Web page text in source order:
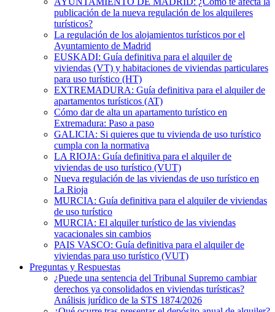
publicación de la nueva regulación de los alquileres
turísticos?
La regulación de los alojamientos turísticos por el
Ayuntamiento de Madrid
EUSKADI: Guía definitiva para el alquiler de
viviendas (VT) y habitaciones de viviendas particulares
para uso turístico (HT)
EXTREMADURA: Guía definitiva para el alquiler de
apartamentos turísticos (AT)
Cómo dar de alta un apartamento turístico en
Extremadura: Paso a paso
GALICIA: Si quieres que tu vivienda de uso turístico
cumpla con la normativa
LA RIOJA: Guía definitiva para el alquiler de
viviendas de uso turístico (VUT)
Nueva regulación de las viviendas de uso turístico en
La Rioja
MURCIA: Guía definitiva para el alquiler de viviendas
de uso turístico
MURCIA: El alquiler turístico de las viviendas
vacacionales sin cambios
PAIS VASCO: Guía definitiva para el alquiler de
viviendas para uso turístico (VUT)
Preguntas y Respuestas
¿Puede una sentencia del Tribunal Supremo cambiar
derechos ya consolidados en viviendas turísticas?
Análisis jurídico de la STS 1874/2026